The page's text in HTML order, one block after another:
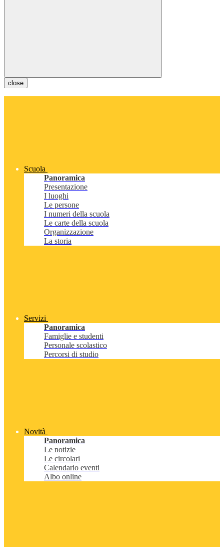
close
Scuola
Panoramica
Presentazione
I luoghi
Le persone
I numeri della scuola
Le carte della scuola
Organizzazione
La storia
Servizi
Panoramica
Famiglie e studenti
Personale scolastico
Percorsi di studio
Novità
Panoramica
Le notizie
Le circolari
Calendario eventi
Albo online